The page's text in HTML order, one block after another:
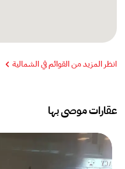
انظر المزيد من القوائم في الشمالية
عقارات موصى بها